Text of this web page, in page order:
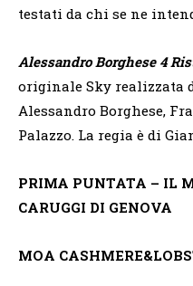
testati da chi se ne
Alessandro Borghese 4
originale Sky realizzata
Alessandro Borghese,
Palazzo. La regia è di
PRIMA PUNTATA – IL
CARUGGI DI GENOVA
MOA